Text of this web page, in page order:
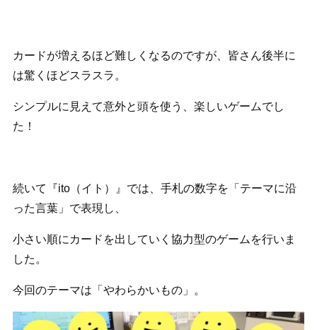
カードが増えるほど難しくなるのですが、皆さん後半に
は驚くほどスラスラ。
シンプルに見えて意外と頭を使う、楽しいゲームでし
た！
続いて『ito（イト）』では、手札の数字を「テーマに沿
った言葉」で表現し、
小さい順にカードを出していく協力型のゲームを行いま
した。
今回のテーマは「やわらかいもの」。